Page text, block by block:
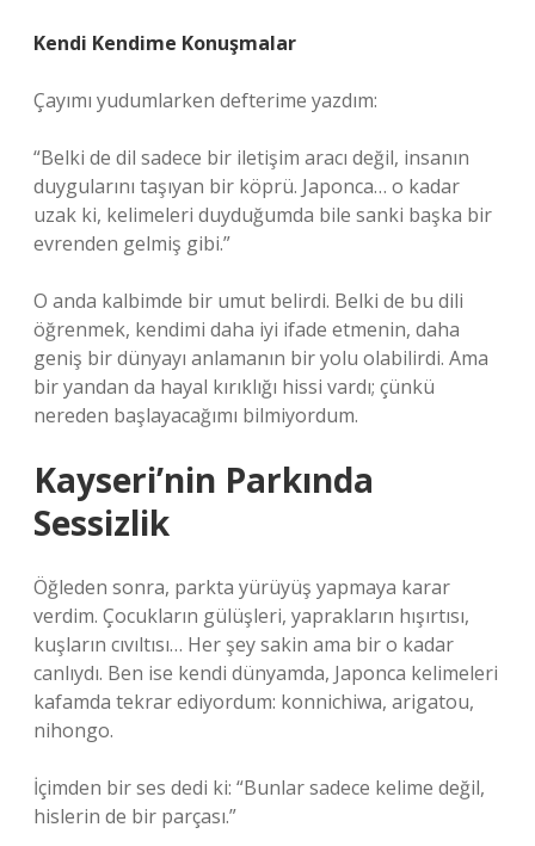
Kendi Kendime Konuşmalar
Çayımı yudumlarken defterime yazdım:
“Belki de dil sadece bir iletişim aracı değil, insanın
duygularını taşıyan bir köprü. Japonca… o kadar
uzak ki, kelimeleri duyduğumda bile sanki başka bir
evrenden gelmiş gibi.”
O anda kalbimde bir umut belirdi. Belki de bu dili
öğrenmek, kendimi daha iyi ifade etmenin, daha
geniş bir dünyayı anlamanın bir yolu olabilirdi. Ama
bir yandan da hayal kırıklığı hissi vardı; çünkü
nereden başlayacağımı bilmiyordum.
Kayseri’nin Parkında
Sessizlik
Öğleden sonra, parkta yürüyüş yapmaya karar
verdim. Çocukların gülüşleri, yaprakların hışırtısı,
kuşların cıvıltısı… Her şey sakin ama bir o kadar
canlıydı. Ben ise kendi dünyamda, Japonca kelimeleri
kafamda tekrar ediyordum: konnichiwa, arigatou,
nihongo.
İçimden bir ses dedi ki: “Bunlar sadece kelime değil,
hislerin de bir parçası.”